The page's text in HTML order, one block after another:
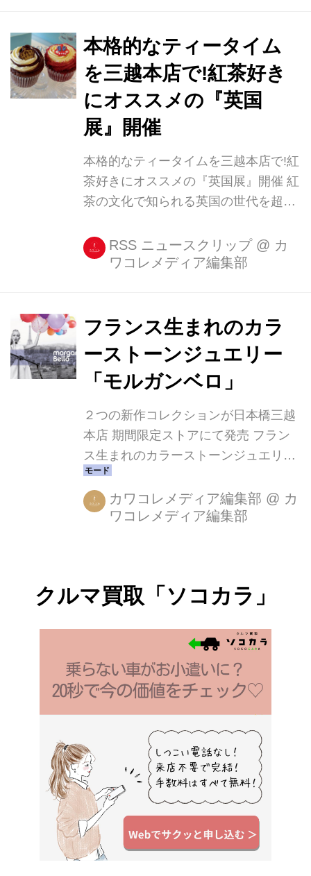
本格的なティータイム
を三越本店で!紅茶好き
にオススメの『英国
展』開催
本格的なティータイムを三越本店で!紅
茶好きにオススメの『英国展』開催 紅
茶の文化で知られる英国の世代を超え
きる『三越 英国展』が、日本橋三越本
店にて9/14~9/19まで開催されます。
念のアイテムなど、英国の品格を感じ
られる魅力的なものが集められ、本格
的なティータイムが体感できそうで
す。 女王生誕90周年記念のカップケー
年、ロンドンのプリムローズ・ヒルに
誕生したカップケーキ専門店。 各日20
セット限定で販売されるエリザベス女
RSS ニュースクリップ @ カ
ワコレメディア編集部
フランス生まれのカラ
ーストーンジュエリー
「モルガンベロ」
２つの新作コレクションが日本橋三越
本店 期間限定ストアにて発売 フラン
ス生まれのカラーストーンジュエリー
「モルガンベロ」は、２つの新作コレ
クション「Etoile Perlée（エトワー
ル・ペルレ）」と「Candy Délice（キ
ガンベロ期間限定ストア（7月8日～14
ラーストーンの魅力を伝え続ける「モ
コレクション。カラーストーンの魅力
を引き立てる個性的なシェイプとコン
テンポラリーでシンプルなセッティン
グというデザイン...
カワコレメディア編集部 @ カ
ワコレメディア編集部
クルマ買取「ソコカラ」